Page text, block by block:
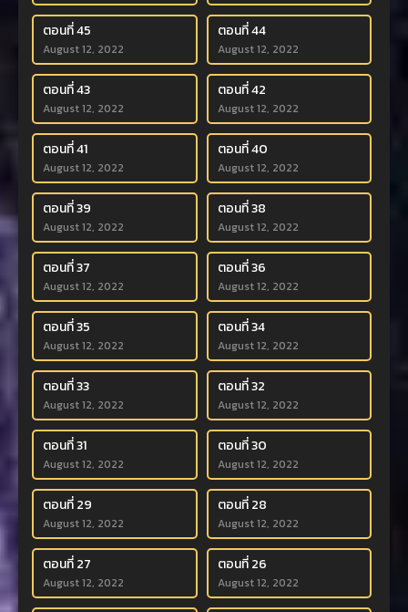
ตอนที่ 45
August 12, 2022
ตอนที่ 44
August 12, 2022
ตอนที่ 43
August 12, 2022
ตอนที่ 42
August 12, 2022
ตอนที่ 41
August 12, 2022
ตอนที่ 40
August 12, 2022
ตอนที่ 39
August 12, 2022
ตอนที่ 38
August 12, 2022
ตอนที่ 37
August 12, 2022
ตอนที่ 36
August 12, 2022
ตอนที่ 35
August 12, 2022
ตอนที่ 34
August 12, 2022
ตอนที่ 33
August 12, 2022
ตอนที่ 32
August 12, 2022
ตอนที่ 31
August 12, 2022
ตอนที่ 30
August 12, 2022
ตอนที่ 29
August 12, 2022
ตอนที่ 28
August 12, 2022
ตอนที่ 27
August 12, 2022
ตอนที่ 26
August 12, 2022